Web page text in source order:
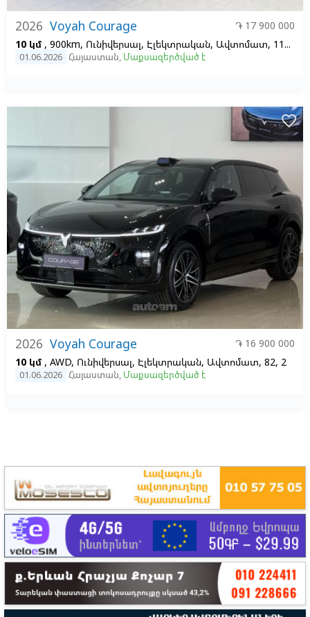
2026 Voyah Courage
֏ 17 900 000
10 կմ , 900km, Ունիվերսալ, Էլեկտրական, Ավտոմատ, 112, 1
01.06.2026 Հայաստան, Մաքսազերծված է
2026 Voyah Courage
֏ 16 900 000
10 կմ , AWD, Ունիվերսալ, Էլեկտրական, Ավտոմատ, 82, 2
01.06.2026 Հայաստան, Մաքսազերծված է
favorite_border